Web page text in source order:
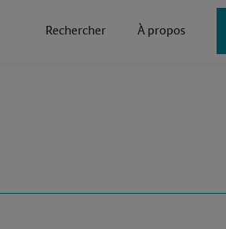
Rechercher À propos